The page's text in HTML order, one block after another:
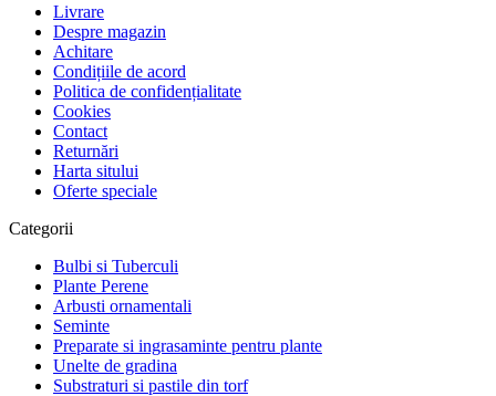
Livrare
Despre magazin
Achitare
Condițiile de acord
Politica de confidențialitate
Cookies
Contact
Returnări
Harta sitului
Oferte speciale
Categorii
Bulbi si Tuberculi
Plante Perene
Arbusti ornamentali
Seminte
Preparate si ingrasaminte pentru plante
Unelte de gradina
Substraturi si pastile din torf